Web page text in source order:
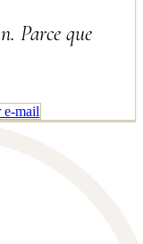
Parce que
e-mail